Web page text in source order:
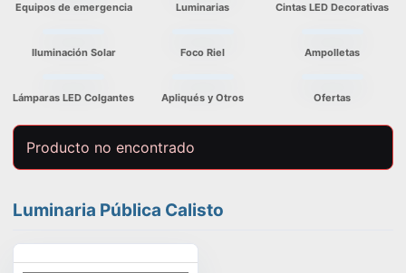
Equipos de emergencia Luminarias Cintas LED Decorativas
Iluminación Solar Foco Riel Ampolletas
Lámparas LED Colgantes Apliqués y Otros Ofertas
Producto no encontrado
Luminaria Pública Calisto